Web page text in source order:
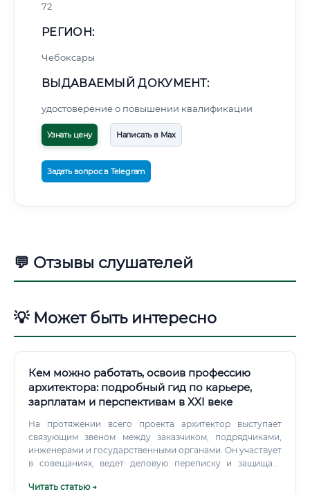
72
РЕГИОН:
Чебоксары
ВЫДАВАЕМЫЙ ДОКУМЕНТ:
удостоверение о повышении квалификации
Узнать цену Написать в Max
Задать вопрос в Telegram
💬 Отзывы слушателей
💡 Может быть интересно
Кем можно работать, освоив профессию
архитектора: подробный гид по карьере,
зарплатам и перспективам в XXI веке
На протяжении всего проекта архитектор выступает
связующим звеном между заказчиком, подрядчиками,
инженерами и государственными органами. Он участвует
в совещаниях, ведет деловую переписку и защищает
Читать статью →